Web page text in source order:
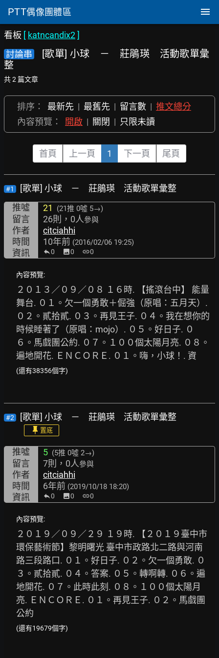
PTT偶像團體區
看板 [ katncandix2]
討論串
[歌單] 小球 － 莊鵑瑛 活動歌單彙
整
共 2 篇文章
排序： 最新先 | 最舊先 | 留言數 | 推文總分
內容預覽：
開啟 | 關閉 | 只限未讀
首頁 上一頁 1 下一頁 尾頁
#1
[歌單] 小球 － 莊鵑瑛 活動歌單彙整
推噓
21 (21推 0噓 5→)
留言 26則，0人參與
作者
citciahhi
時間
10年前 (2016/02/06 19:25)
資訊 0 image0 link0
內容預覽:
２０１３／０９／０８ １６時. 【搖滾台中】 能量
舞台. ０１。欠一個勇敢＋倔強（原唱：五月天）.
０２。貳拾貳. ０３。再見王子. ０４。我在想你的
時候睡著了（原唱：mojo）. ０５。好日子. ０
６。馬戲團公約. ０７。１００個太陽月亮. ０８。
遍地開花. ＥＮＣＯＲＥ. ０１。嗨，小球！. 資
(還有38356個字)
#2 [歌單] 小球 － 莊鵑瑛 活動歌單彙整
置底
推噓 5 (5推 0噓 2→)
留言 7則，0人參與
作者
citciahhi
時間
6年前 (2019/10/18 18:20)
資訊 0 image0 link0
內容預覽:
２０１９／０９／２９ １９時. 【２０１９臺中市
環保藝術節】黎明曙光 臺中市政路北二路與河南
路三段路口. ０１。好日子. ０２。欠一個勇敢. ０
３。貳拾貳. ０４。答案. ０５。轉啊轉. ０６。遍
地開花. ０７。此時此刻. ０８。１００個太陽月
亮. ＥＮＣＯＲＥ. ０１。再見王子. ０２。馬戲團
公約
(還有19679個字)